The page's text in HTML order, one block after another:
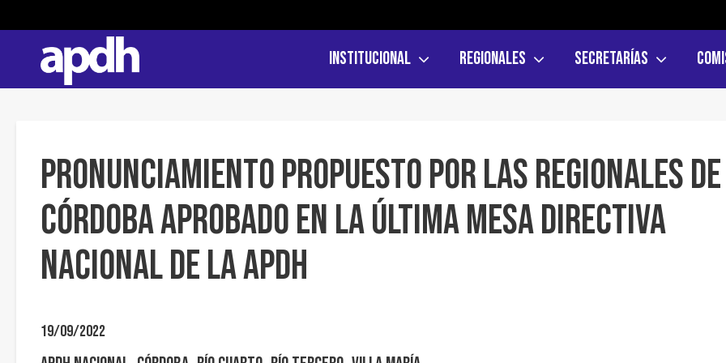
Institucional Regionales Secretarías
Pronunciamiento propuesto por las regionales de
Córdoba aprobado en la última Mesa Directiva
Nacional de la APDH
19/09/2022